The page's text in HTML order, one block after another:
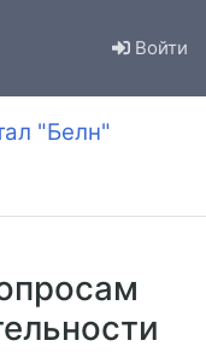
Войти
"Белн"